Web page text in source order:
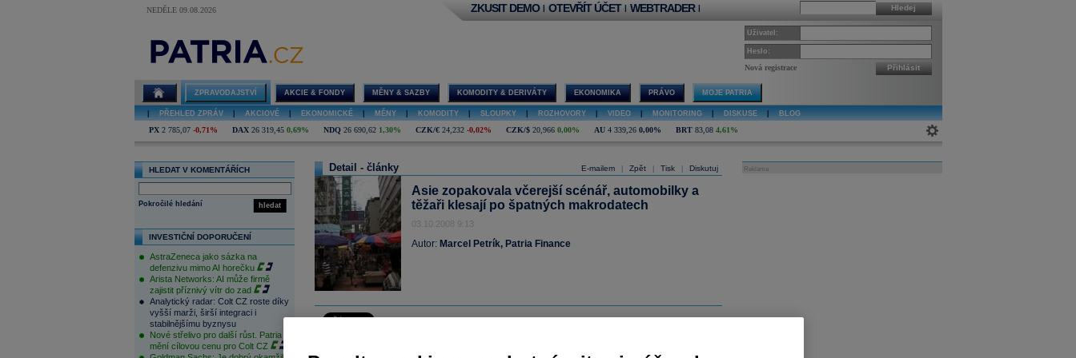
NEDĚLE 09.08.2026 Hledej
ZKUSIT DEMO | OTEVŘÍT ÚČET | WEBTRADER |
Uživatel:
Heslo:
Nová registrace Přihlásit
ZPRAVODAJSTVÍ AKCIE & FONDY MĚNY & SAZBY KOMODITY & DERIVÁTY EKONOMIKA PRÁVO MOJE PATRIA
PŘEHLED ZPRÁV AKCIOVÉ EKONOMICKÉ MĚNY KOMODITY SLOUPKY ROZHOVORY VIDEO MONITORING DISKUSE BLOG
PX 2 785,07 -0,71% DAX 26 319,45 0,69% NDQ 26 690,62 1,30% CZK/€ 24,232 -0,02% CZK/$ 20,966 0,00% AU 4 339,26 0,00% BRT 83,08 4,61%
HLEDAT V KOMENTÁŘÍCH
hledat
Pokročilé hledání
INVESTIČNÍ DOPORUČENÍ
AstraZeneca jako sázka na
defenzivu mimo AI horečku
Arista Networks: AI může firmě
zajistit příznivý vítr do zad
Analytický radar: Colt CZ roste díky
vyšší marži, širší integraci i
stabilnějšímu byznysu
Nové střelivo pro další růst. Patria
mění cílovou cenu pro Colt CZ
E-mailem Zpět Tisk Diskutuj
Detail - články
Asie zopakovala včerejší scénář, automobilky a
těžaři klesají po špatných makrodatech
03.10.2008 9:13
Autor: Marcel Petrík, Patria Finance
Reklama